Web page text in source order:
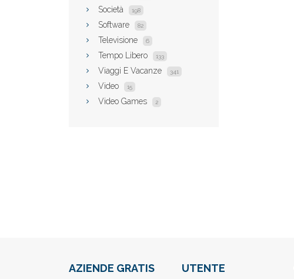
Società 198
Software 82
Televisione 6
Tempo Libero 133
Viaggi E Vacanze 341
Video 15
Video Games 2
AZIENDE GRATIS UTENTE